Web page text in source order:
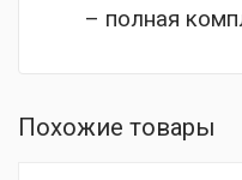
– полная
Похожие товары